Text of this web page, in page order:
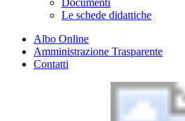
Documenti
Le schede didattiche
Albo Online
Amministrazione Trasparente
Contatti